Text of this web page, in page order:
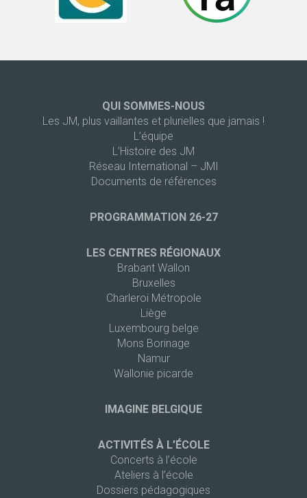
QUI SOMMES-NOUS
Les JM, plus vaillantes et plurielles que jamais !
L’équipe
L’Histoire des JM
Réseau International – JMI
Documents de références
PROGRAMMATION 26-27
LES CENTRES RÉGIONAUX
Brabant Wallon
Bruxelles
Charleroi Métropole
Liège
Luxembourg belge
Mons Borinage
Namur
Wallonie picarde
IMAGINE BELGIQUE
ACTIVITÉS À L’ÉCOLE
Concerts à l’école
Ateliers à l’école
Dossiers pédagogiques